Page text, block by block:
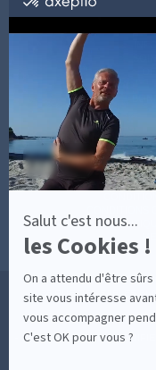
savoir
plus
sur
Axeptio
Salut c'est nous...
les Cookies !
On a attendu d'être
site vous intéresse
vous accompagner
C'est OK pour vous ?
36 RUE DES SABLES
CLIQUEZ-ICI POUR